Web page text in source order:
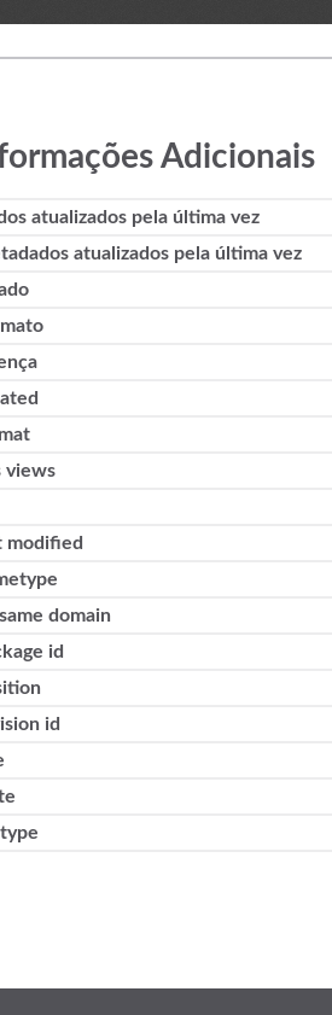
Adicionais
atualizados pela última vez
atualizados pela última vez
views
modified
domain
id
id